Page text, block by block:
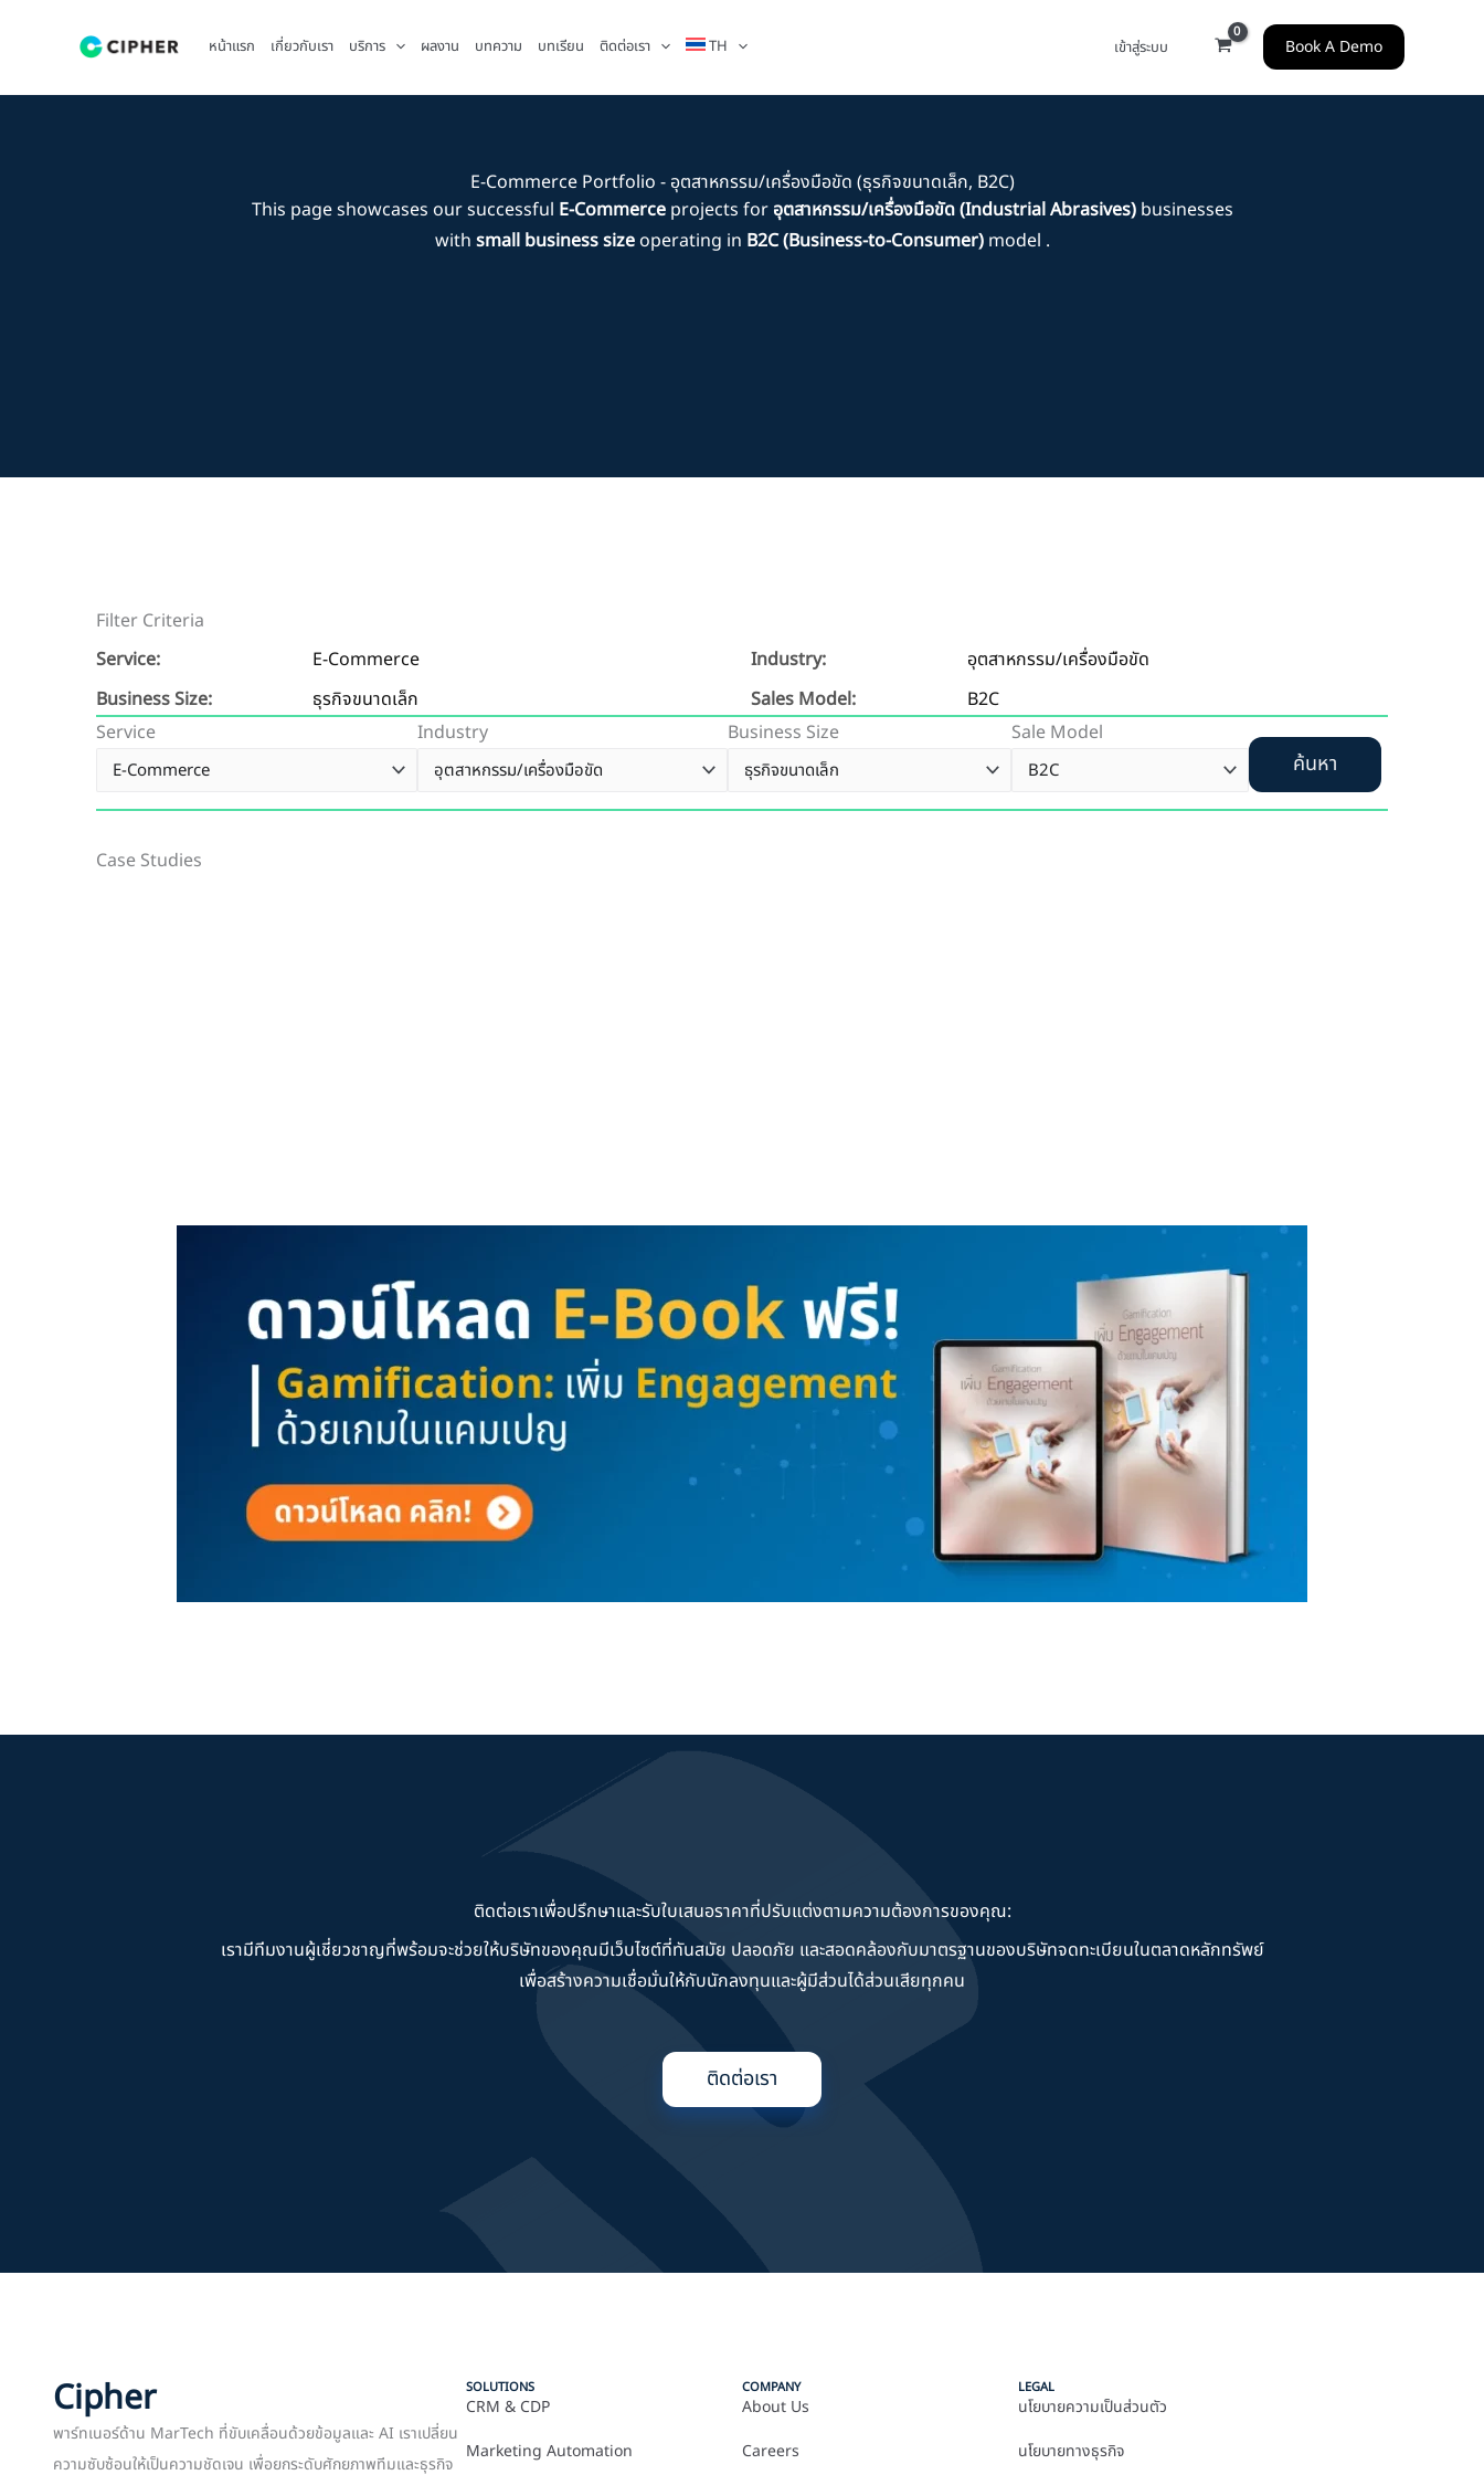
หน้าแรก เกี่ยวกับเรา บริการ ผลงาน บทความ บทเรียน ติดต่อเรา TH เข้าสู่ระบบ Book A Demo
E-Commerce Portfolio - อุตสาหกรรม/เครื่องมือขัด (ธุรกิจขนาดเล็ก, B2C)
This page showcases our successful E-Commerceprojects for อุตสาหกรรม/เครื่องมือขัด (Industrial Abrasives)businesses
with small business sizeoperating in B2C (Business-to-Consumer)model .
Filter Criteria
Service:
E-Commerce Industry:
อุตสาหกรรม/เครื่องมือขัด
Business Size:
ธุรกิจขนาดเล็ก Sales Model:
B2C
Service
Industry Business Size Sale Model
ค้นหา
Case Studies
ติดต่อเราเพื่อปรึกษาและรับใบเสนอราคาที่ปรับแต่งตามความต้องการของคุณ:
เรามีทีมงานผู้เชี่ยวชาญที่พร้อมจะช่วยให้บริษัทของคุณมีเว็บไซต์ที่ทันสมัย ปลอดภัย และสอดคล้องกับมาตรฐานของบริษัทจดทะเบียนในตลาดหลักทรัพย์
เพื่อสร้างความเชื่อมั่นให้กับนักลงทุนและผู้มีส่วนได้ส่วนเสียทุกคน
ติดต่อเรา
Cipher
พาร์ทเนอร์ด้าน MarTech ที่ขับเคลื่อนด้วยข้อมูลและ AI เราเปลี่ยน
ความซับซ้อนให้เป็นความชัดเจน เพื่อยกระดับศักยภาพทีมและธุรกิจ
SOLUTIONS
CRM & CDP
Marketing Automation
COMPANY
About Us
Careers
LEGAL
นโยบายความเป็นส่วนตัว
นโยบายทางธุรกิจ